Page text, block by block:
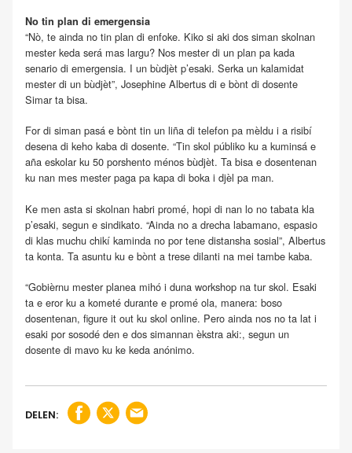
No tin plan di emergensia
“Nò, te ainda no tin plan di enfoke. Kiko si aki dos siman skolnan
mester keda será mas largu? Nos mester di un plan pa kada
senario di emergensia. I un bùdjèt p’esaki. Serka un kalamidat
mester di un bùdjèt”, Josephine Albertus di e bònt di dosente
Simar ta bisa.
For di siman pasá e bònt tin un liña di telefon pa mèldu i a risibí
desena di keho kaba di dosente. “Tin skol públiko ku a kuminsá e
aña eskolar ku 50 porshento ménos bùdjèt. Ta bisa e dosentenan
ku nan mes mester paga pa kapa di boka i djèl pa man.
Ke men asta si skolnan habri promé, hopi di nan lo no tabata kla
p’esaki, segun e sindikato. “Ainda no a drecha labamano, espasio
di klas muchu chikí kaminda no por tene distansha sosial”, Albertus
ta konta. Ta asuntu ku e bònt a trese dilanti na mei tambe kaba.
“Gobièrnu mester planea mihó i duna workshop na tur skol. Esaki
ta e eror ku a kometé durante e promé ola, manera: boso
dosentenan, figure it out ku skol online. Pero ainda nos no ta lat i
esaki por sosodé den e dos simannan èkstra aki:, segun un
dosente di mavo ku ke keda anónimo.
DELEN: